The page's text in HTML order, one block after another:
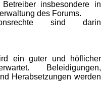
insbesondere in
des Forums.
sind darin
ein guter und höflicher
Beleidigungen,
Herabsetzungen werden